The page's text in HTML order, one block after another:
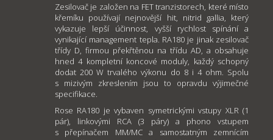
Zesilovač je založen na FET tranzistorech, které místo
křemíku používají nejnovější hit, nitrid gallia, který
vykazuje lepší účinnost, vyšší rychlost spínání a
vynikající management tepla. RA180 je jinak zesilovač
třídy D, firmou překřtěnou na třídu AD, a obsahuje
hned 4 kompletní koncové moduly, každý schopný
dodat 200 W trvalého výkonu do 8 i 4 ohm. Spolu
s mizivým zkreslením jsou to opravdu výjimečné
specifikace.
Rose RA180 je vybaven symetrickými vstupy XLR (1
pár), linkovými RCA (3 páry) a phono vstupem
s přepínačem MM/MC a samostatným zemnícím